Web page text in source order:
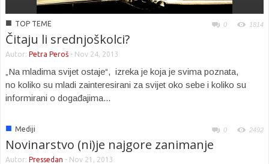
■ TOP TEME 0 1814
Čitaju li srednjoškolci?
Autor: Petra Peroš - Nov 24, 2013
„Na mladima svijet ostaje“, izreka je koja je svima poznata,
no koliko su mladi zainteresirani za svijet oko sebe i koliko su
informirani o događajima...
■ Mediji 0 2492
Novinarstvo (ni)je najgore zanimanje
Autor: Pressedan - Nov 21, 2013